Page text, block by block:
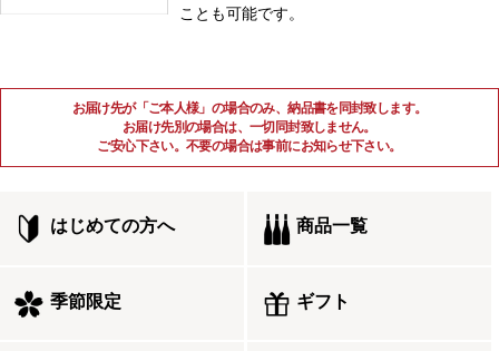
ことも可能です。
お届け先が「ご本人様」の場合のみ、納品書を同封致します。
お届け先別の場合は、一切同封致しません。
ご安心下さい。不要の場合は事前にお知らせ下さい。
はじめての方へ 商品一覧
季節限定 ギフト